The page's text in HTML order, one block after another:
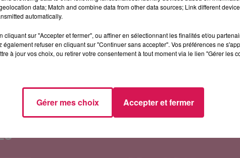
le droit à son avant première en présence de son réalisateur.
comme les Trolls 2, et le retour de Nicolas Vanier
data; Match and combine data from other data sources; Link different
automatically.
cliquant sur "Accepter et fermer", ou affiner en sélectionnant les finalités et/ou
également refuser en cliquant sur "Continuer sans accepter". Vos préférences ne
à jour vos choix, ou retirer votre consentement à tout moment via le lien "Gérer les
Gérer mes choix Accepter et fermer